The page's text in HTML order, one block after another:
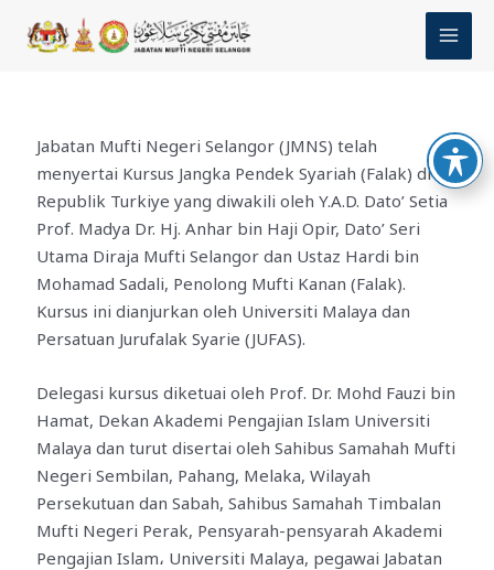
Jabatan Mufti Negeri Selangor (JMNS) telah
menyertai Kursus Jangka Pendek Syariah (Falak) di
Republik Turkiye yang diwakili oleh Y.A.D. Dato’ Setia
Prof. Madya Dr. Hj. Anhar bin Haji Opir, Dato’ Seri
Utama Diraja Mufti Selangor dan Ustaz Hardi bin
Mohamad Sadali, Penolong Mufti Kanan (Falak).
Kursus ini dianjurkan oleh Universiti Malaya dan
Persatuan Jurufalak Syarie (JUFAS).
Delegasi kursus diketuai oleh Prof. Dr. Mohd Fauzi bin
Hamat, Dekan Akademi Pengajian Islam Universiti
Malaya dan turut disertai oleh Sahibus Samahah Mufti
Negeri Sembilan, Pahang, Melaka, Wilayah
Persekutuan dan Sabah, Sahibus Samahah Timbalan
Mufti Negeri Perak, Pensyarah-pensyarah Akademi
Pengajian Islam، Universiti Malaya, pegawai Jabatan